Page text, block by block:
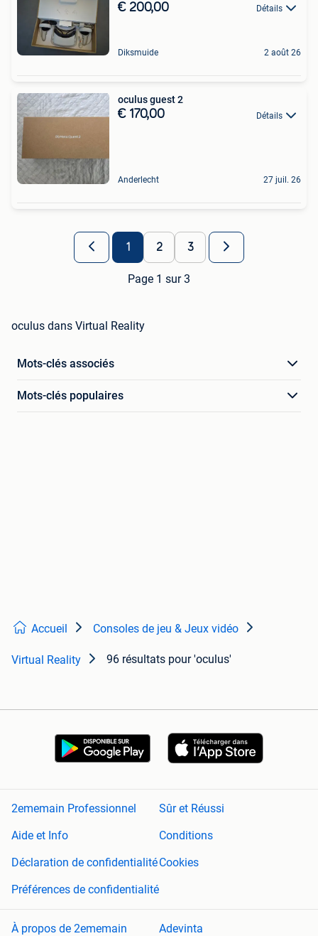
€ 200,00 Détails
Diksmuide 2 août 26
oculus guest 2
€ 170,00 Détails
Anderlecht 27 juil. 26
1 2 3
Page 1 sur 3
oculus dans Virtual Reality
Mots-clés associés
Mots-clés populaires
Accueil Consoles de jeu & Jeux vidéo
Virtual Reality 96 résultats pour 'oculus'
2ememain Professionnel
Sûr et Réussi
Aide et Info
Conditions
Déclaration de confidentialitéCookies
Préférences de confidentialité
À propos de 2ememain Adevinta